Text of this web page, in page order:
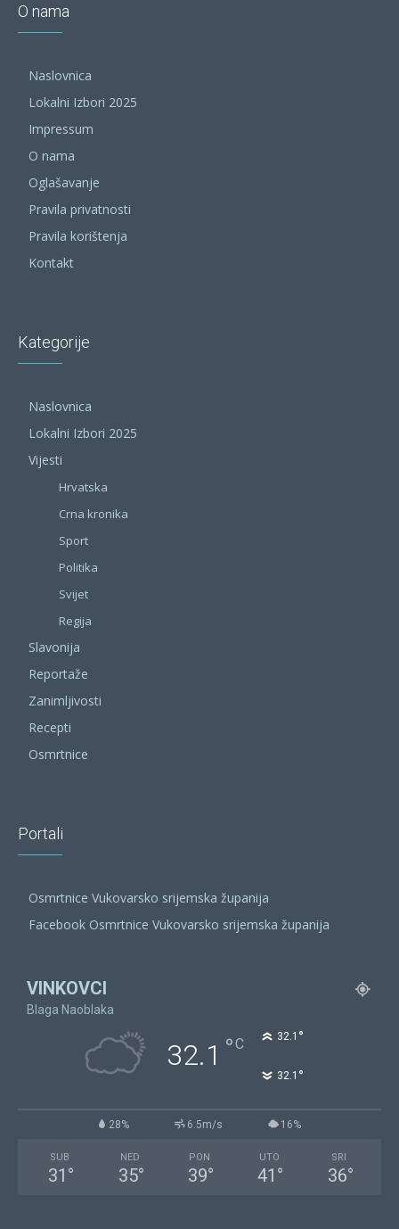
O nama
Naslovnica
Lokalni Izbori 2025
Impressum
O nama
Oglašavanje
Pravila privatnosti
Pravila korištenja
Kontakt
Kategorije
Naslovnica
Lokalni Izbori 2025
Vijesti
Hrvatska
Crna kronika
Sport
Politika
Svijet
Regija
Slavonija
Reportaže
Zanimljivosti
Recepti
Osmrtnice
Portali
Osmrtnice Vukovarsko srijemska županija
Facebook Osmrtnice Vukovarsko srijemska županija
VINKOVCI
Blaga Naoblaka
32.1 °C 32.1 °
32.1 °
28% 6.5m/s 16%
SUB
31 °
NED
35°
PON
39°
UTO
41 °
SRI
36°